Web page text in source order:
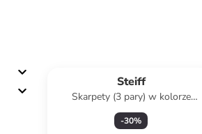
Steiff
Skarpety (3 pary) w kolorze
granatowo-beżowym
-30%